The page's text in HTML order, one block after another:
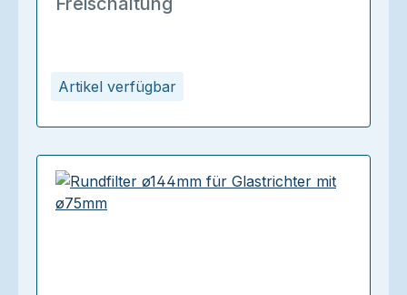
Artikel verfügbar